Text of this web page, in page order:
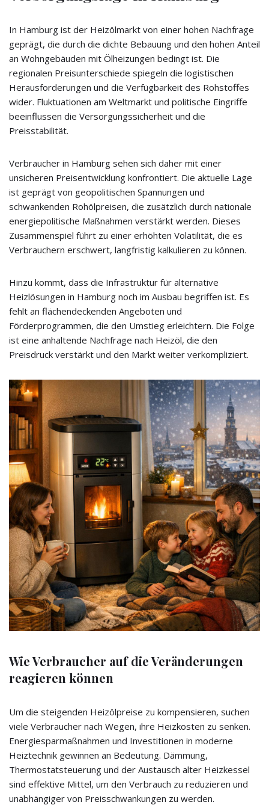
In Hamburg ist der Heizölmarkt von einer hohen Nachfrage
geprägt, die durch die dichte Bebauung und den hohen Anteil
an Wohngebäuden mit Ölheizungen bedingt ist. Die
regionalen Preisunterschiede spiegeln die logistischen
Herausforderungen und die Verfügbarkeit des Rohstoffes
wider. Fluktuationen am Weltmarkt und politische Eingriffe
beeinflussen die Versorgungssicherheit und die
Preisstabilität.
Verbraucher in Hamburg sehen sich daher mit einer
unsicheren Preisentwicklung konfrontiert. Die aktuelle Lage
ist geprägt von geopolitischen Spannungen und
schwankenden Rohölpreisen, die zusätzlich durch nationale
energiepolitische Maßnahmen verstärkt werden. Dieses
Zusammenspiel führt zu einer erhöhten Volatilität, die es
Verbrauchern erschwert, langfristig kalkulieren zu können.
Hinzu kommt, dass die Infrastruktur für alternative
Heizlösungen in Hamburg noch im Ausbau begriffen ist. Es
fehlt an flächendeckenden Angeboten und
Förderprogrammen, die den Umstieg erleichtern. Die Folge
ist eine anhaltende Nachfrage nach Heizöl, die den
Preisdruck verstärkt und den Markt weiter verkompliziert.
Wie Verbraucher auf die Veränderungen
reagieren können
Um die steigenden Heizölpreise zu kompensieren, suchen
viele Verbraucher nach Wegen, ihre Heizkosten zu senken.
Energiesparmaßnahmen und Investitionen in moderne
Heiztechnik gewinnen an Bedeutung. Dämmung,
Thermostatsteuerung und der Austausch alter Heizkessel
sind effektive Mittel, um den Verbrauch zu reduzieren und
unabhängiger von Preisschwankungen zu werden.